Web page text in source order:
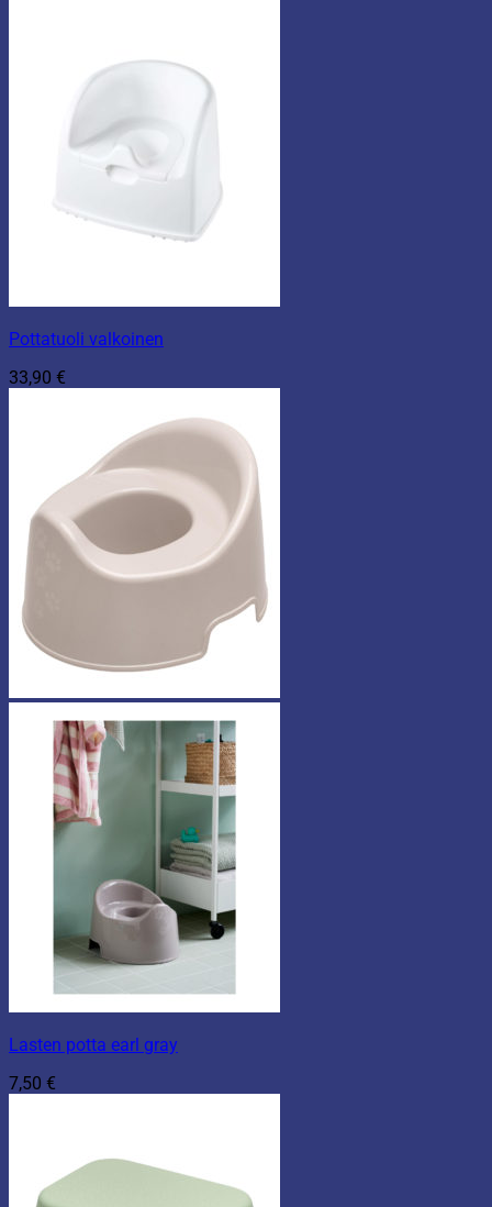
Pottatuoli valkoinen
33,90 €
Lasten potta earl gray
7,50 €